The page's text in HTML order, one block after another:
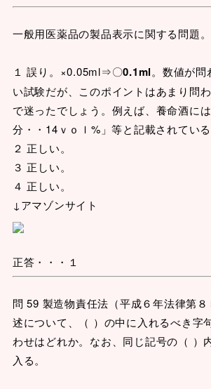
一般用医薬品の製品表示に関する問題。
１ 誤り。×0.05ml⇒〇0.1ml。数値が問
い試験だが、このポイントはあまり問
で迷ったでしょう。例えば、養命酒に
分・・14ｖｏｌ%」等と記載されている
２ 正しい。
３ 正しい。
４ 正しい。
↓アマゾンサイト
正答・・・１
問 59 製造物責任法（平成６年法律第
述について、（ ）の中に入れるべき字
わせはどれか。なお、同じ記号の（ ）
入る。